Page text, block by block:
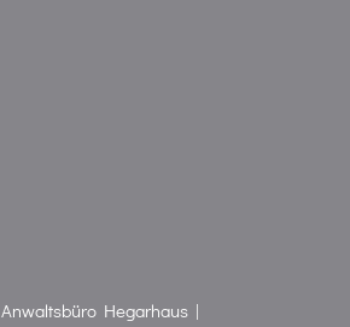
Anwaltsbüro Hegarhaus |